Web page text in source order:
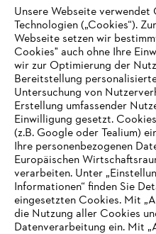
Unternehmen
Häufig gestellte Fragen
Support
IHR BROWSER
Unsere Webseite verwendet
Technologien („Cookies“).
Webseite setzen wir
Cookies" auch ohne Ihre
wir zur Optimierung der
Bereitstellung
Untersuchung von
Erstellung umfassender
Einwilligung gesetzt.
(z.B. Google oder Tealium)
Ihre personenbezogenen
Europäischen
verarbeiten. Unter
Informationen“ finden Sie
eingesetzten Cookies. Mit
die Nutzung aller Cookies
Datenverarbeitung ein. Mit